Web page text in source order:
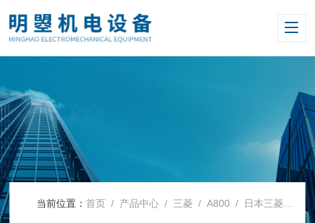
当前位置：首页 / 产品中心 / 三菱 /A800 / 日本三菱变频器FR-A840-00770-2-60 30KW